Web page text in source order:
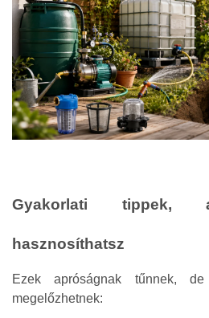
Gyakorlati tippek,
hasznosíthatsz
Ezek apróságnak tűnnek,
megelőzhetnek: